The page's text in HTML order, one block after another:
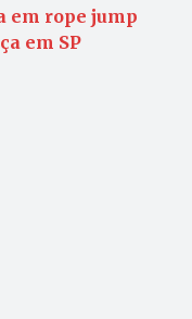
em rope jump
em SP